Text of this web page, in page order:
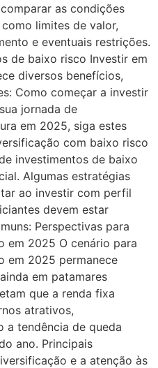
as condições
limites de valor,
e eventuais restrições.
de baixo risco Investir em
diversos benefícios,
Como começar a investir
jornada de
em 2025, siga estes
com baixo risco
investimentos de baixo
Algumas estratégias
ao investir com perfil
devem estar
Perspectivas para
em 2025 O cenário para
em 2025 permanece
em patamares
que a renda fixa
atrativos,
a tendência de queda
ano. Principais
e a atenção às